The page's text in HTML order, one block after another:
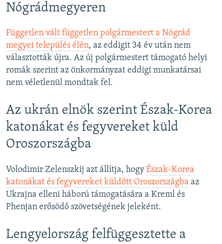
Nógrádmegyeren
Független vált független polgármestert a Nógrád
megyei település élén, az eddigit 34 év után nem
választották újra. Az új polgármestert támogató helyi
romák szerint az önkormányzat eddigi munkatársai
nem véletlenül mondtak fel.
Az ukrán elnök szerint Észak-Korea
katonákat és fegyvereket küld
Oroszországba
Volodimir Zelenszkij azt állítja, hogy Észak-Korea
katonákat és fegyvereket küldött Oroszországba az
Ukrajna elleni háború támogatására a Kreml és
Phenjan erősödő szövetségének jeleként.
Lengyelország felfüggesztette a